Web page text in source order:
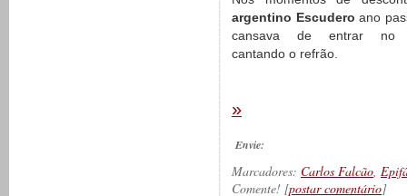
argentino Escudero ano
cansava de entrar no
cantando o refrão.
»
Envie:
Marcadores: Carlos Falcão
Comente! [postar comentário]